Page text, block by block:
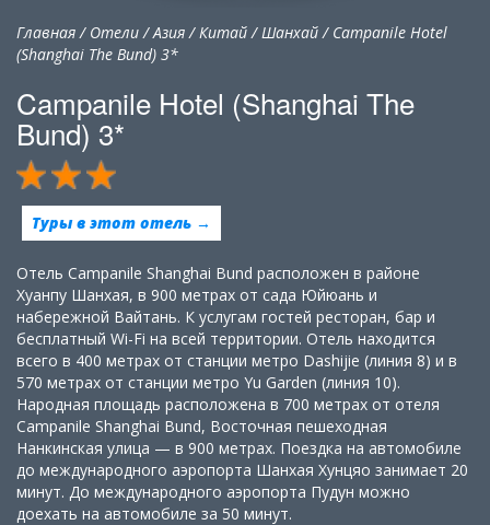
Главная/ Отели/Азия/Китай/Шанхай / Campanile Hotel
(Shanghai The Bund) 3*
Campanile Hotel (Shanghai The
Bund) 3*
Туры в этот отель →
Отель Campanile Shanghai Bund расположен в районе
Хуанпу Шанхая, в 900 метрах от сада Юйюань и
набережной Вайтань. К услугам гостей ресторан, бар и
бесплатный Wi-Fi на всей территории. Отель находится
всего в 400 метрах от станции метро Dashijie (линия 8) и в
570 метрах от станции метро Yu Garden (линия 10).
Народная площадь расположена в 700 метрах от отеля
Campanile Shanghai Bund, Восточная пешеходная
Нанкинская улица — в 900 метрах. Поездка на автомобиле
до международного аэропорта Шанхая Хунцяо занимает 20
минут. До международного аэропорта Пудун можно
доехать на автомобиле за 50 минут.